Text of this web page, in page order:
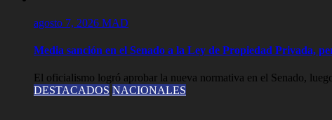
agosto 7, 2026 MAD
Media sanción en el Senado a la Ley de Propiedad Privada,
El oficialismo logró aprobar la nueva normativa en el Senado,
DESTACADOS NACIONALES